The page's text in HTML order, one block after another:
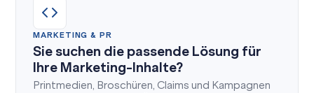
MARKETING & PR
Sie suchen die passende Lösung für
Ihre Marketing-Inhalte?
Printmedien, Broschüren, Claims und Kampagnen